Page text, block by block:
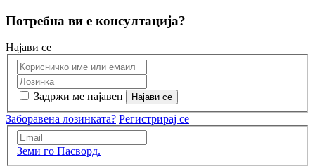
Потребна ви е консултација?
Најави се
Задржи ме најавен
Заборавена лозинката? Регистрирај се
Земи го Пасворд.